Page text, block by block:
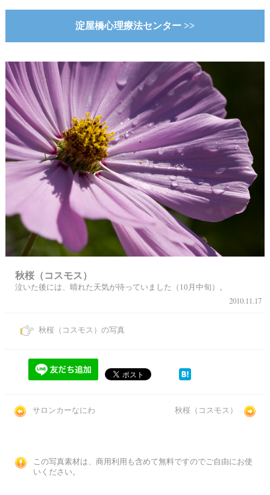
淀屋橋心理療法センター >>
秋桜（コスモス）
泣いた後には、晴れた天気が待っていました（10月中旬）。
2010.11.17
秋桜（コスモス）の写真
サロンカーなにわ 秋桜（コスモス）
この写真素材は、商用利用も含めて無料ですのでご自由にお使
いください。